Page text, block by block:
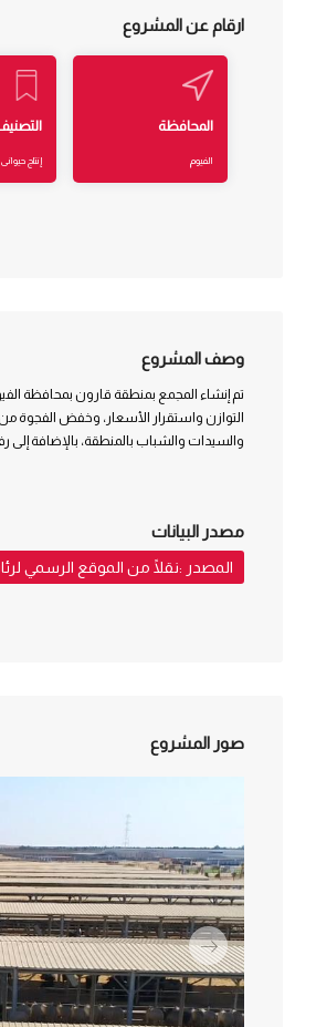
ارقام عن المشروع
المحافظة
الفيوم إنتاج
وصف المشروع
التوازن واستقرار الأسعار، وخفض الفجوة
والسيدات والشباب بالمنطقة، بالإضافة إلى
مصدر البيانات
المصدر :نقلًا من الموقع الرسمي
صور المشروع
التالي